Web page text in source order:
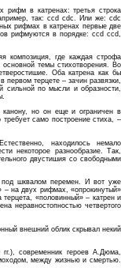
рифм в катренах: третья строка
так: ccd cdc. Или же: cdc
рифмах в катренах первые две
рифмуются в порядке: ccd ccd,
композиция, где каждая строфа
основной темы стихотворения. Во
Оба катрена как бы
терцете – зачин развязки,
сильной по мысли и образности,
канону, но он еще и ограничен в
само построение стиха, –
находилось немало
некоторое разнообразие. Так,
двустишия со свободными
под шквалом перемен. И вот уже
– на двух рифмах, «опрокинутый»
«половинный» – катрен и
неравностопностью четвертого
внешний облик скрывал некий
современник героев А.Дюма,
между жизнью и смертью.